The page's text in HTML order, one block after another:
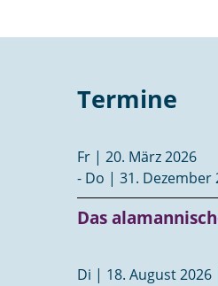
Termine
Fr | 20. März 2026
- Do | 31.
Das
Di | 18. August